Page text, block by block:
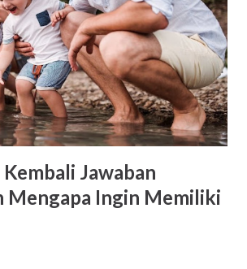
PAUD. Cerita rakyat dapat
(cerita binatang) (2) Legenda (asal-
tempat) (3) Sage (unsur sebuah
(5) Cerita jenaka. Cerita
bahasa Indonesia yang baik dan benar.
Jawaban
Mengapa Ingin Memiliki